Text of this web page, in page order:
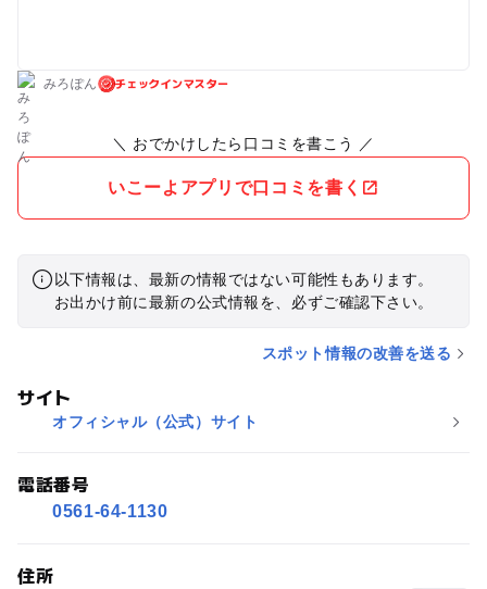
みろぽん チェックインマスター
＼ おでかけしたら口コミを書こう ／
いこーよアプリで口コミを書く
以下情報は、最新の情報ではない可能性もあります。
お出かけ前に最新の公式情報を、必ずご確認下さい。
スポット情報の改善を送る
サイト
オフィシャル（公式）サイト
電話番号
0561-64-1130
住所